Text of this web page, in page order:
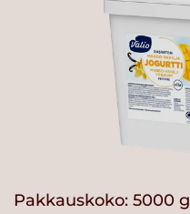
Pakkauskoko: 5000 g